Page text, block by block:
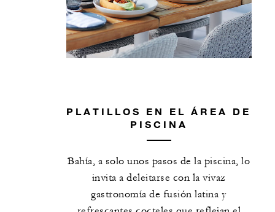
PLATILLOS EN EL ÁREA DE
PISCINA
Bahía, a solo unos pasos de la piscina, lo
invita a deleitarse con la vivaz
gastronomía de fusión latina y